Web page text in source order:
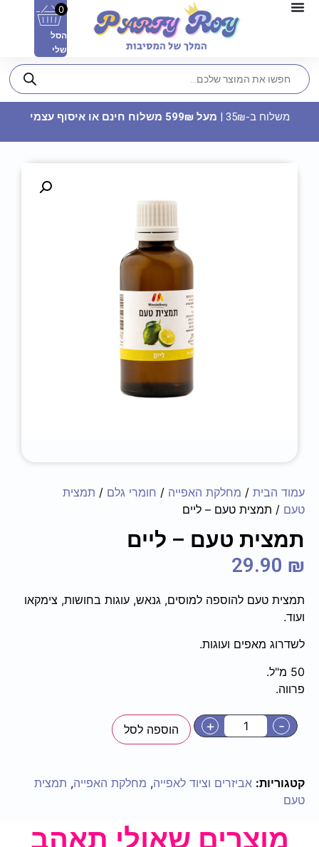
כובעים ליום הולדת - עננים לבנים
10.90₪
0
הסל
שלי
משלוח ב-35₪ | מעל 599₪ משלוח חינם או איסוף עצמי
עמוד הבית / מחלקת האפייה / חומרי גלם / תמצית
טעם / תמצית טעם – ליים
תמצית טעם – ליים
29.90 ₪
תמצית טעם להוספה למוסים, גנאש, עוגות בחושות, צימקאו
ועוד.
לשדרוג מאפים ועוגות.
50 מ"ל.
פרווה.
-
+ הוספה לסל
קטגוריות: אביזרים וציוד לאפייה, מחלקת האפייה, תמצית
טעם
מוצרים שאולי תאהב